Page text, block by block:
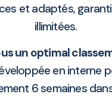
et adaptés,
illimitées.
un optimal
en interne
6 semaines